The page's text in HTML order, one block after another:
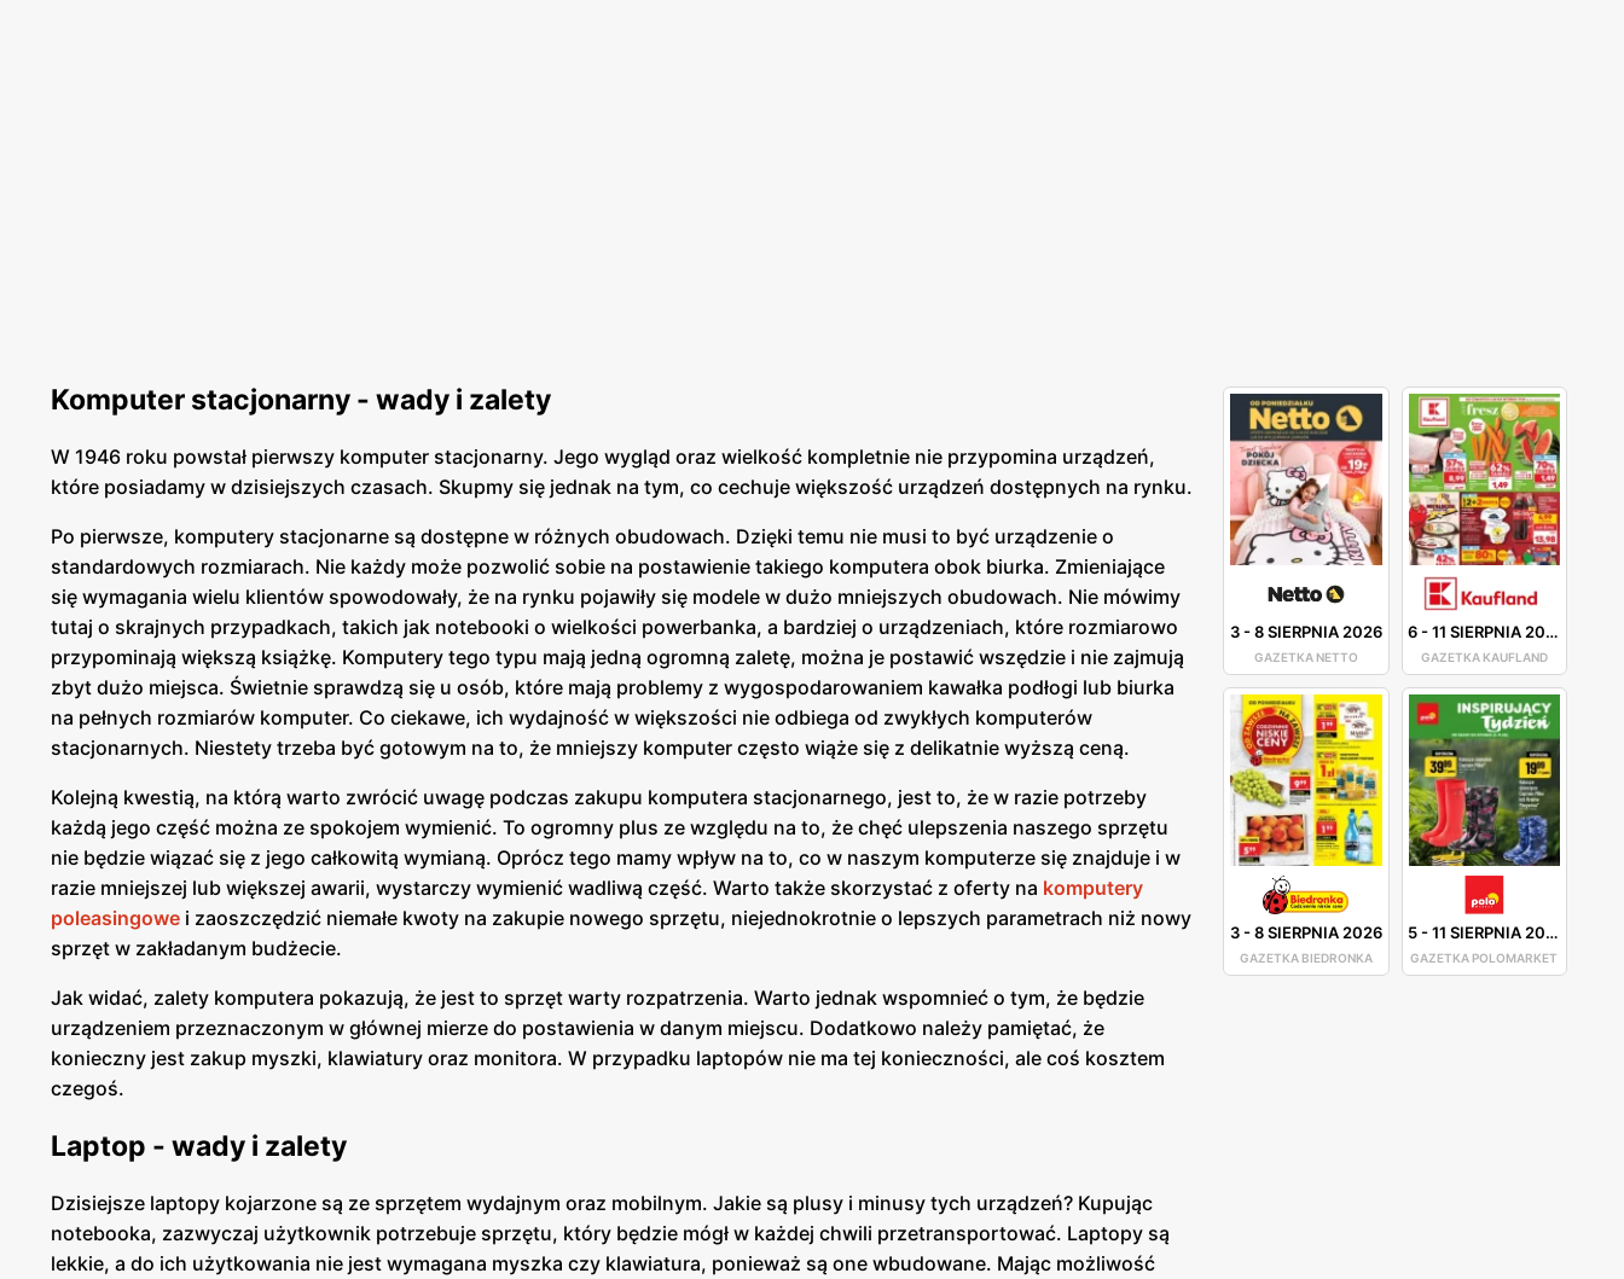
3-8 SIERPNIA 2026
GAZETKA NETTO
6-11 SIERPNIA 2026
GAZETKA KAUFLAND
3-8 SIERPNIA 2026
GAZETKA BIEDRONKA
5-11 SIERPNIA 2026
GAZETKA POLOMARKET
Komputer stacjonarny - wady i zalety
W 1946 roku powstał pierwszy komputer stacjonarny. Jego wygląd oraz wielkość kompletnie nie przypomina urządzeń,
które posiadamy w dzisiejszych czasach. Skupmy się jednak na tym, co cechuje większość urządzeń dostępnych na rynku.
Po pierwsze, komputery stacjonarne są dostępne w różnych obudowach. Dzięki temu nie musi to być urządzenie o
standardowych rozmiarach. Nie każdy może pozwolić sobie na postawienie takiego komputera obok biurka. Zmieniające
się wymagania wielu klientów spowodowały, że na rynku pojawiły się modele w dużo mniejszych obudowach. Nie mówimy
tutaj o skrajnych przypadkach, takich jak notebooki o wielkości powerbanka, a bardziej o urządzeniach, które rozmiarowo
przypominają większą książkę. Komputery tego typu mają jedną ogromną zaletę, można je postawić wszędzie i nie zajmują
zbyt dużo miejsca. Świetnie sprawdzą się u osób, które mają problemy z wygospodarowaniem kawałka podłogi lub biurka
na pełnych rozmiarów komputer. Co ciekawe, ich wydajność w większości nie odbiega od zwykłych komputerów
stacjonarnych. Niestety trzeba być gotowym na to, że mniejszy komputer często wiąże się z delikatnie wyższą ceną.
Kolejną kwestią, na którą warto zwrócić uwagę podczas zakupu komputera stacjonarnego, jest to, że w razie potrzeby
każdą jego część można ze spokojem wymienić. To ogromny plus ze względu na to, że chęć ulepszenia naszego sprzętu
nie będzie wiązać się z jego całkowitą wymianą. Oprócz tego mamy wpływ na to, co w naszym komputerze się znajduje i w
razie mniejszej lub większej awarii, wystarczy wymienić wadliwą część. Warto także skorzystać z oferty na komputery
poleasingowe i zaoszczędzić niemałe kwoty na zakupie nowego sprzętu, niejednokrotnie o lepszych parametrach niż nowy
sprzęt w zakładanym budżecie.
Jak widać, zalety komputera pokazują, że jest to sprzęt warty rozpatrzenia. Warto jednak wspomnieć o tym, że będzie
urządzeniem przeznaczonym w głównej mierze do postawienia w danym miejscu. Dodatkowo należy pamiętać, że
konieczny jest zakup myszki, klawiatury oraz monitora. W przypadku laptopów nie ma tej konieczności, ale coś kosztem
czegoś.
Laptop - wady i zalety
Dzisiejsze laptopy kojarzone są ze sprzętem wydajnym oraz mobilnym. Jakie są plusy i minusy tych urządzeń? Kupując
notebooka, zazwyczaj użytkownik potrzebuje sprzętu, który będzie mógł w każdej chwili przetransportować. Laptopy są
lekkie, a do ich użytkowania nie jest wymagana myszka czy klawiatura, ponieważ są one wbudowane. Mając możliwość